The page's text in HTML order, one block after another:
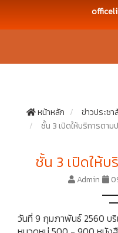
หน้าหลัก
ข่าวประช
ชั้น 3 เปิดให้บริการตาม
ชั้น 3 เปิดให้บ
Admin
วันที่ 9 กุมภาพันธ์ 2560 บ